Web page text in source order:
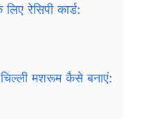
रेसिपी कार्ड:
मशरूम कैसे बनाएं: